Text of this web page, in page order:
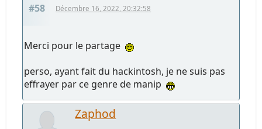
#58 Décembre 16, 2022, 20:32:58
Merci pour le partage
perso, ayant fait du hackintosh, je ne suis pas
effrayer par ce genre de manip
Zaphod